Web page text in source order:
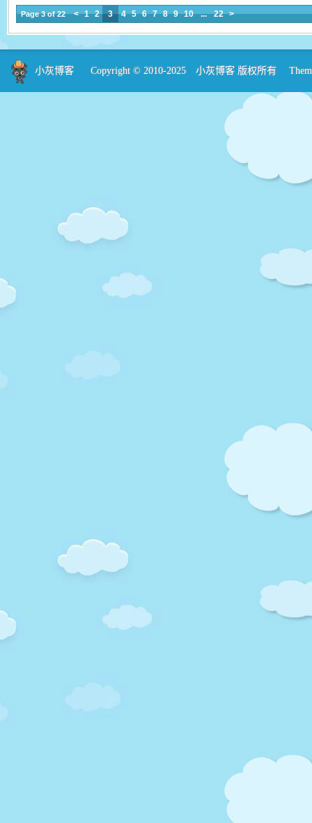
Page 3 of 22 < 1 2 3 4 5 6 7 8 9 10 ... 22 >
小灰博客 Copyright © 2010-2025小灰博客 版权所有